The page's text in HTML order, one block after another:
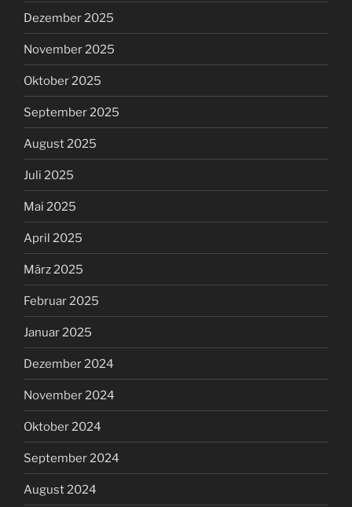
Dezember 2025
November 2025
Oktober 2025
September 2025
August 2025
Juli 2025
Mai 2025
April 2025
März 2025
Februar 2025
Januar 2025
Dezember 2024
November 2024
Oktober 2024
September 2024
August 2024